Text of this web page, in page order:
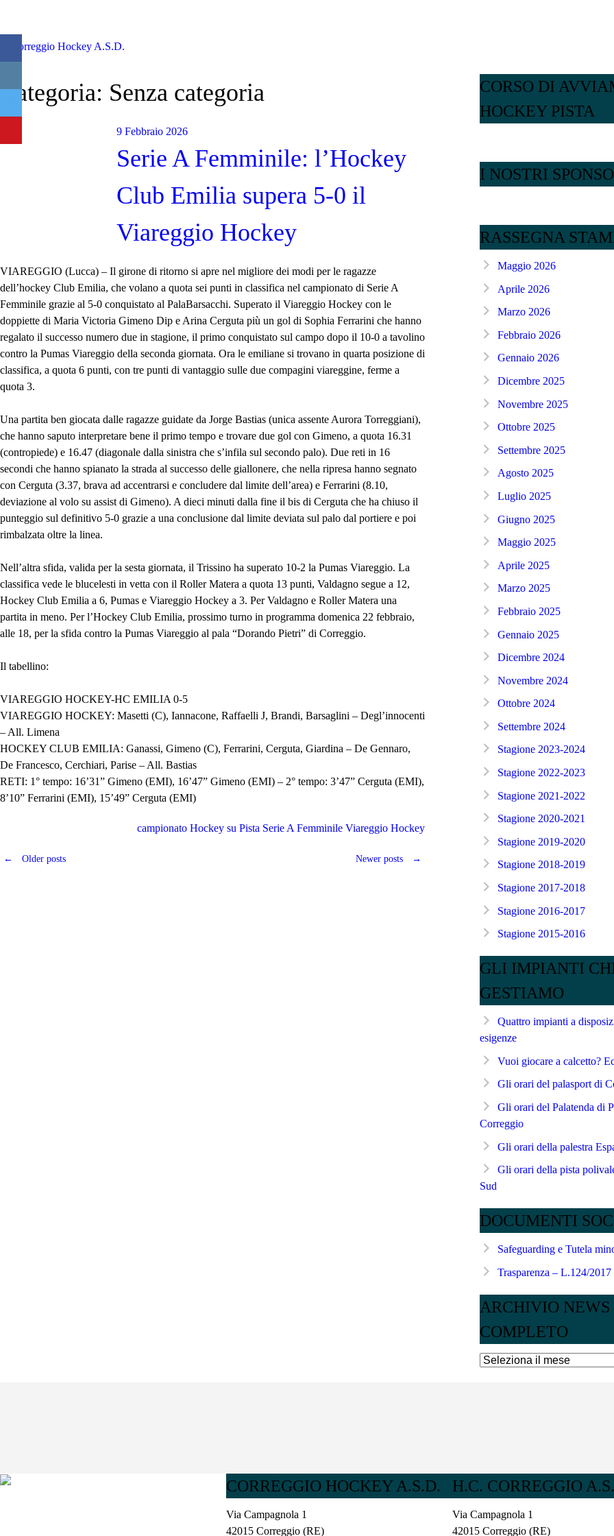
Categoria: Senza categoria
9 Febbraio 2026
Serie A Femminile: l’Hockey
Club Emilia supera 5-0 il
Viareggio Hockey
VIAREGGIO (Lucca) – Il girone di ritorno si apre nel migliore dei modi per le ragazze
dell’hockey Club Emilia, che volano a quota sei punti in classifica nel campionato di Serie A
Femminile grazie al 5-0 conquistato al PalaBarsacchi. Superato il Viareggio Hockey con le
doppiette di Maria Victoria Gimeno Dip e Arina Cerguta più un gol di Sophia Ferrarini che hanno
regalato il successo numero due in stagione, il primo conquistato sul campo dopo il 10-0 a tavolino
contro la Pumas Viareggio della seconda giornata. Ora le emiliane si trovano in quarta posizione di
classifica, a quota 6 punti, con tre punti di vantaggio sulle due compagini viareggine, ferme a
quota 3.
Una partita ben giocata dalle ragazze guidate da Jorge Bastias (unica assente Aurora Torreggiani),
che hanno saputo interpretare bene il primo tempo e trovare due gol con Gimeno, a quota 16.31
(contropiede) e 16.47 (diagonale dalla sinistra che s’infila sul secondo palo). Due reti in 16
secondi che hanno spianato la strada al successo delle giallonere, che nella ripresa hanno segnato
con Cerguta (3.37, brava ad accentrarsi e concludere dal limite dell’area) e Ferrarini (8.10,
deviazione al volo su assist di Gimeno). A dieci minuti dalla fine il bis di Cerguta che ha chiuso il
punteggio sul definitivo 5-0 grazie a una conclusione dal limite deviata sul palo dal portiere e poi
rimbalzata oltre la linea.
Nell’altra sfida, valida per la sesta giornata, il Trissino ha superato 10-2 la Pumas Viareggio. La
classifica vede le blucelesti in vetta con il Roller Matera a quota 13 punti, Valdagno segue a 12,
Hockey Club Emilia a 6, Pumas e Viareggio Hockey a 3. Per Valdagno e Roller Matera una
partita in meno. Per l’Hockey Club Emilia, prossimo turno in programma domenica 22 febbraio,
alle 18, per la sfida contro la Pumas Viareggio al pala “Dorando Pietri” di Correggio.
Il tabellino:
VIAREGGIO HOCKEY-HC EMILIA 0-5
VIAREGGIO HOCKEY: Masetti (C), Iannacone, Raffaelli J, Brandi, Barsaglini – Degl’innocenti
– All. Limena
HOCKEY CLUB EMILIA: Ganassi, Gimeno (C), Ferrarini, Cerguta, Giardina – De Gennaro,
De Francesco, Cerchiari, Parise – All. Bastias
RETI: 1° tempo: 16’31” Gimeno (EMI), 16’47” Gimeno (EMI) – 2° tempo: 3’47” Cerguta (EMI),
8’10” Ferrarini (EMI), 15’49” Cerguta (EMI)
campionato Hockey su Pista Serie A Femminile Viareggio Hockey
Posts
← Older posts Newer posts →
CORSO DI
HOCKEY PISTA
I NOSTRI
RASSEGNA
Maggio 2026
Aprile 2026
Marzo 2026
Febbraio 2026
Gennaio 2026
Dicembre 2025
Novembre 2025
Ottobre 2025
Settembre 2025
Agosto 2025
Luglio 2025
Giugno 2025
Maggio 2025
Aprile 2025
Marzo 2025
Febbraio 2025
Gennaio 2025
Dicembre 2024
Novembre 2024
Ottobre 2024
Settembre 2024
Stagione 2023-2024
Stagione 2022-2023
Stagione 2021-2022
Stagione 2020-2021
Stagione 2019-2020
Stagione 2018-2019
Stagione 2017-2018
Stagione 2016-2017
Stagione 2015-2016
GLI IMPIANTI
GESTIAMO
Quattro impianti a
esigenze
Vuoi giocare a calcetto?
Gli orari del palasport di
Gli orari del Palatenda di
Correggio
Gli orari della palestra
Gli orari della pista
Sud
DOCUMENTI
Safeguarding e Tutela
Trasparenza – L.124/2017
ARCHIVIO NEWS
COMPLETO
ARCHIVIO
CORREGGIO HOCKEY A.S.D.
Via Campagnola 1
42015 Correggio (RE)
H.C. CORREGGIO
Via Campagnola 1
42015 Correggio (RE)